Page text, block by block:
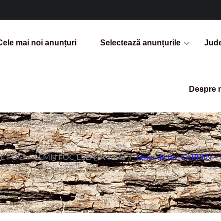
mai noi anunțuri Selectează anunțurile
Despre
FOC / LEMN FOC ESENTA TARE / Lemn de foc CARPEN –